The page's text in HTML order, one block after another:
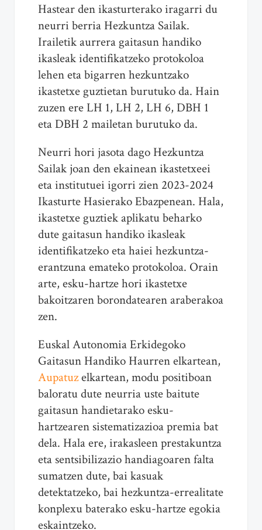
Hastear den ikasturterako iragarri du
neurri berria Hezkuntza Sailak.
Irailetik aurrera gaitasun handiko
ikasleak identifikatzeko protokoloa
lehen eta bigarren hezkuntzako
ikastetxe guztietan burutuko da. Hain
zuzen ere LH 1, LH 2, LH 6, DBH 1
eta DBH 2 mailetan burutuko da.
Neurri hori jasota dago Hezkuntza
Sailak joan den ekainean ikastetxeei
eta institutuei igorri zien 2023-2024
Ikasturte Hasierako Ebazpenean. Hala,
ikastetxe guztiek aplikatu beharko
dute gaitasun handiko ikasleak
identifikatzeko eta haiei hezkuntza-
erantzuna emateko protokoloa. Orain
arte, esku-hartze hori ikastetxe
bakoitzaren borondatearen araberakoa
zen.
Euskal Autonomia Erkidegoko
Gaitasun Handiko Haurren elkartean,
Aupatuzelkartean, modu positiboan
baloratu dute neurria uste baitute
gaitasun handietarako esku-
hartzearen sistematizazioa premia bat
dela. Hala ere, irakasleen prestakuntza
eta sentsibilizazio handiagoaren falta
sumatzen dute, bai kasuak
detektatzeko, bai hezkuntza-errealitate
konplexu baterako esku-hartze egokia
eskaintzeko.